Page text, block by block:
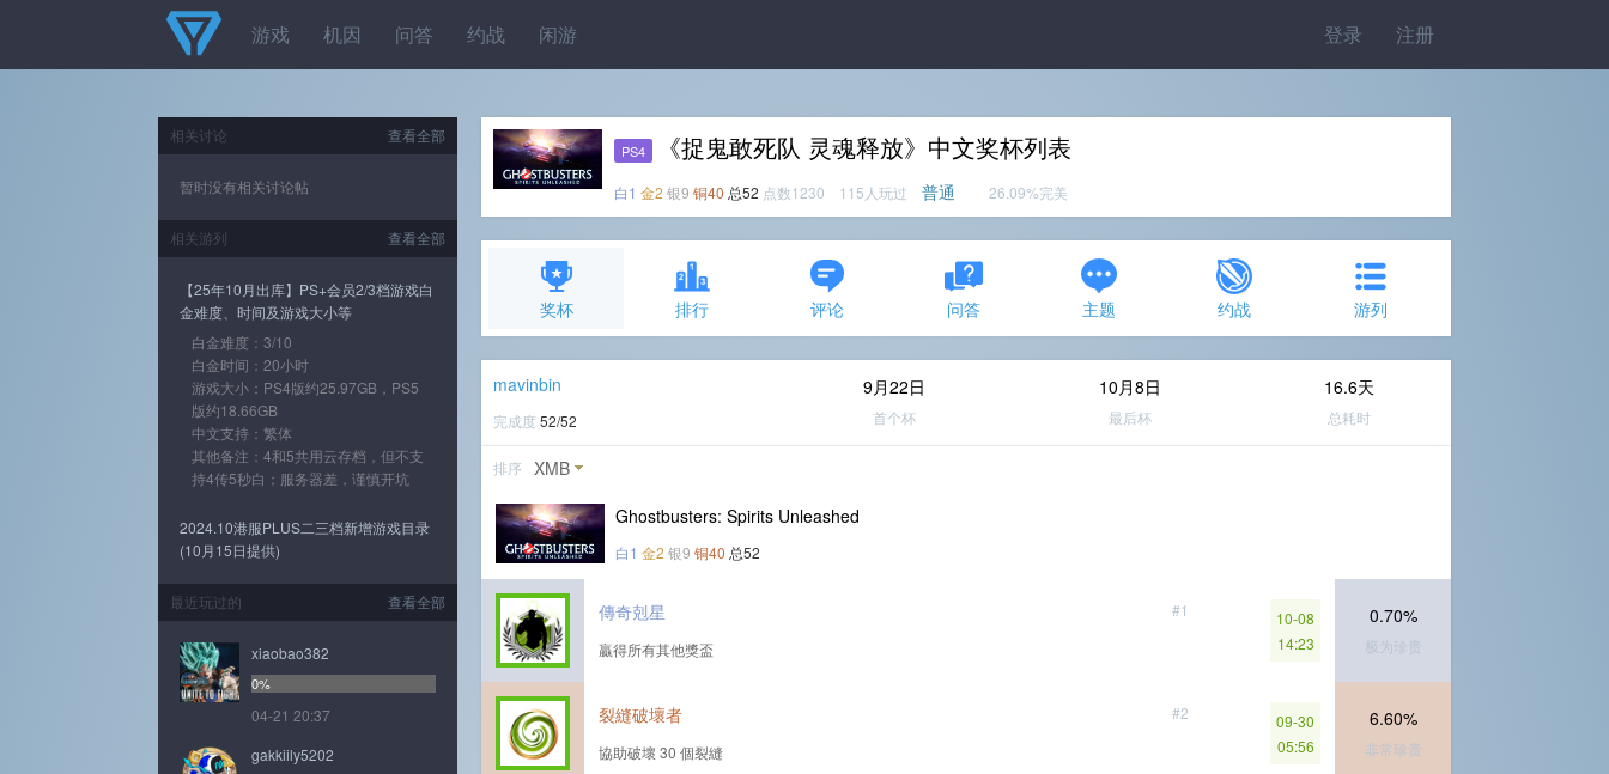
登录 注册
游戏 机因 问答 约战 闲游
PS4 《捉鬼敢死队 灵魂释放》中文奖杯列表
白1 金2 银9 铜40 总52 点数1230 115人玩过 普通 26.09%完美
奖杯 排行 评论 问答 主题 约战 游列
mavinbin
完成度 52/52
9月22日
首个杯
10月8日
最后杯
16.6天
总耗时
排序 XMB
Ghostbusters: Spirits Unleashed
白1 金2 银9 铜40 总52
#1
傳奇剋星
贏得所有其他獎盃
10-08
14:23
0.70%
极为珍贵
#2
裂縫破壞者
協助破壞 30 個裂縫
09-30
05:56
6.60%
非常珍贵
查看全部
相关讨论
暂时没有相关讨论帖
查看全部
相关游列
【25年10月出库】PS+会员2/3档游戏白
金难度、时间及游戏大小等
白金难度：3/10
白金时间：20小时
游戏大小：PS4版约25.97GB，PS5
版约18.66GB
中文支持：繁体
其他备注：4和5共用云存档，但不支
持4传5秒白；服务器差，谨慎开坑
2024.10港服PLUS二三档新增游戏目录
(10月15日提供)
查看全部
最近玩过的
xiaobao382
0%
04-21 20:37
gakkiily5202